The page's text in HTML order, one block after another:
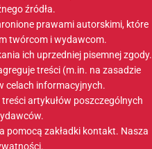
źródła.
prawami autorskimi, które
twórcom i wydawcom.
ich uprzedniej pisemnej zgody.
treści (m.in. na zasadzie
celach informacyjnych.
artykułów poszczególnych
pomocą zakładki kontakt. Nasza
.